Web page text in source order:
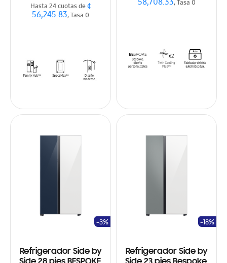
Hasta 24 cuotas de¢
56,245.83, Tasa 0
58,708.33, Tasa 0
Refrigerador Side by
-3%
Refrigerador Side by
-18%